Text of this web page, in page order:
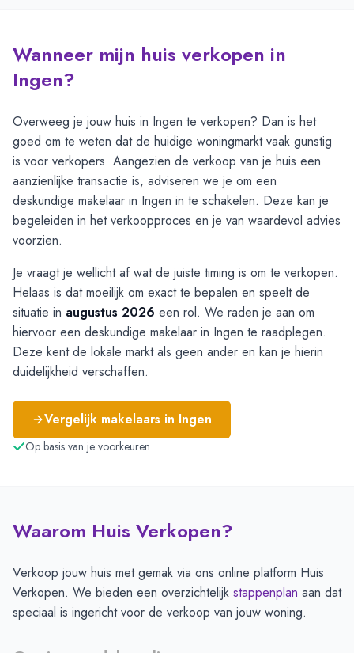
Wanneer mijn huis verkopen in
Ingen?
Overweeg je jouw huis in Ingen te verkopen? Dan is het
goed om te weten dat de huidige woningmarkt vaak gunstig
is voor verkopers. Aangezien de verkoop van je huis een
aanzienlijke transactie is, adviseren we je om een
deskundige makelaar in Ingen in te schakelen. Deze kan je
begeleiden in het verkoopproces en je van waardevol advies
voorzien.
Je vraagt je wellicht af wat de juiste timing is om te verkopen.
Helaas is dat moeilijk om exact te bepalen en speelt de
situatie in augustus 2026 een rol. We raden je aan om
hiervoor een deskundige makelaar in Ingen te raadplegen.
Deze kent de lokale markt als geen ander en kan je hierin
duidelijkheid verschaffen.
Vergelijk makelaars in Ingen
Op basis van je voorkeuren
Waarom Huis Verkopen?
Verkoop jouw huis met gemak via ons online platform Huis
Verkopen. We bieden een overzichtelijk stappenplan aan dat
speciaal is ingericht voor de verkoop van jouw woning.